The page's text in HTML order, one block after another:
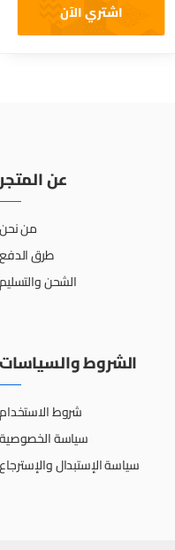
اشتري الآن
عن المتجر
من نحن
طرق الدفع
الشحن والتسليم
الشروط والسياسات
شروط الاستخدام
سياسة الخصوصية
سياسة الإستبدال والإسترجاع